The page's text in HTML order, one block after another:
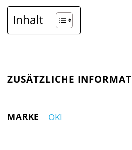
Inhalt
ZUSÄTZLICHE
MARKE OKI